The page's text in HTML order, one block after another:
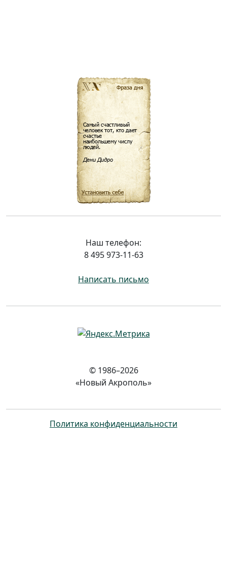
Наш телефон:
8 495 973-11-63
Написать письмо
© 1986–2026
«Новый Акрополь»
Политика конфиденциальности